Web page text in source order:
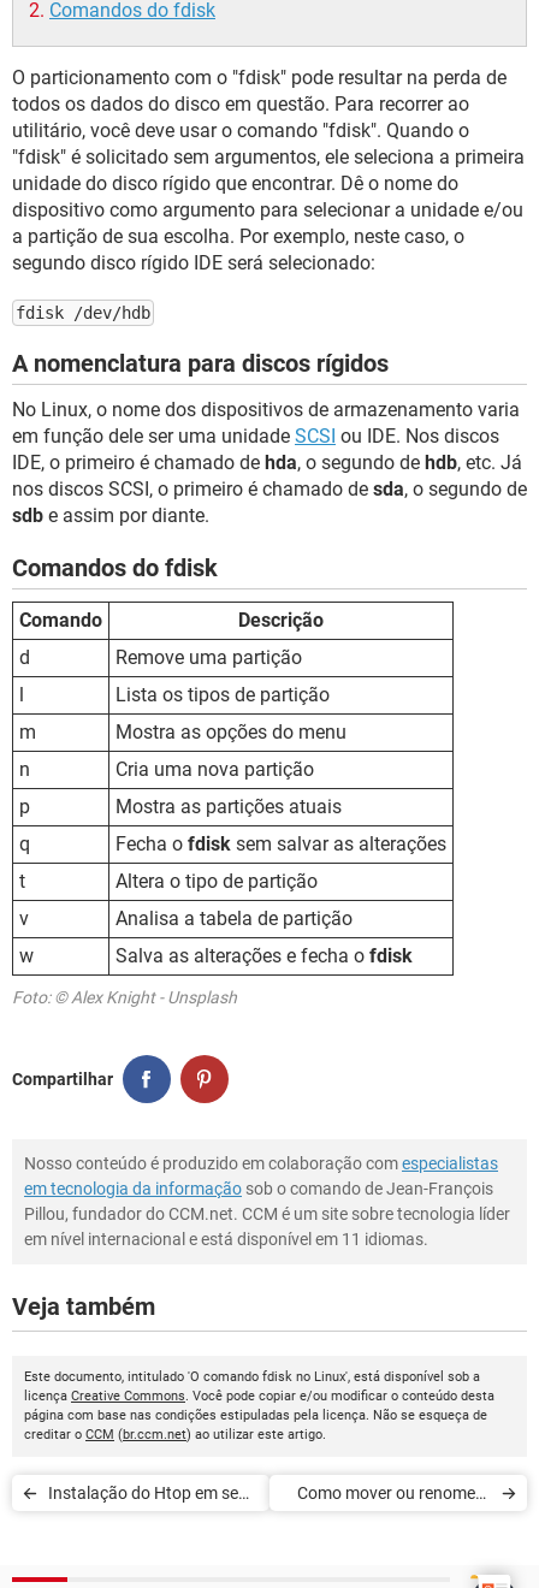
Comandos do fdisk
O particionamento com o "fdisk" pode resultar na perda de
todos os dados do disco em questão. Para recorrer ao
utilitário, você deve usar o comando "fdisk". Quando o
"fdisk" é solicitado sem argumentos, ele seleciona a primeira
unidade do disco rígido que encontrar. Dê o nome do
dispositivo como argumento para selecionar a unidade e/ou
a partição de sua escolha. Por exemplo, neste caso, o
segundo disco rígido IDE será selecionado:
fdisk /dev/hdb
A nomenclatura para discos rígidos
No Linux, o nome dos dispositivos de armazenamento varia
em função dele ser uma unidade SCSI ou IDE. Nos discos
IDE, o primeiro é chamado de hda, o segundo de hdb, etc. Já
nos discos SCSI, o primeiro é chamado de sda, o segundo de
sdb e assim por diante.
Comandos do fdisk
Comando
Descrição
d
Remove uma partição
l
Lista os tipos de partição
m
Mostra as opções do menu
n
Cria uma nova partição
p
Mostra as partições atuais
q
Fecha o fdisk sem salvar as alterações
t
Altera o tipo de partição
v
Analisa a tabela de partição
w
Salva as alterações e fecha o fdisk
Foto: © Alex Knight - Unsplash
Compartilhar
Nosso conteúdo é produzido em colaboração comespecialistas
em tecnologia da informação sob o comando de Jean-François
Pillou, fundador do CCM.net. CCM é um site sobre tecnologia líder
em nível internacional e está disponível em 11 idiomas.
Veja também
Este documento, intitulado 'O comando fdisk no Linux', está disponível sob a
licença Creative Commons. Você pode copiar e/ou modificar o conteúdo desta
página com base nas condições estipuladas pela licença. Não se esqueça de
creditar o CCM (br.ccm.net) ao utilizar este artigo.
Instalação do Htop em seu
Como mover ou renomear